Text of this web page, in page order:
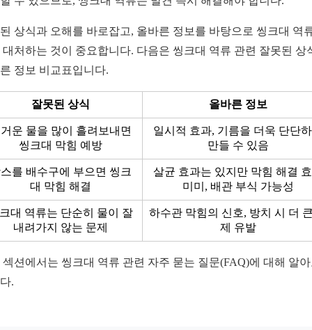
상식과 오해를 바로잡고, 올바른 정보를 바탕으로 씽크대 역
대처하는 것이 중요합니다. 다음은 씽크대 역류 관련 잘못된 상
정보 비교표입니다.
잘못된 상식 올바른 정보
운 물을 많이 흘려보내면
씽크대 막힘 예방
일시적 효과, 기름을 더욱 단단
만들 수 있음
를 배수구에 부으면 씽크
대 막힘 해결
살균 효과는 있지만 막힘 해결
미미, 배관 부식 가능성
대 역류는 단순히 물이 잘
내려가지 않는 문제
하수관 막힘의 신호, 방치 시 더
제 유발
섹션에서는 씽크대 역류 관련 자주 묻는 질문(FAQ)에 대해 알
.